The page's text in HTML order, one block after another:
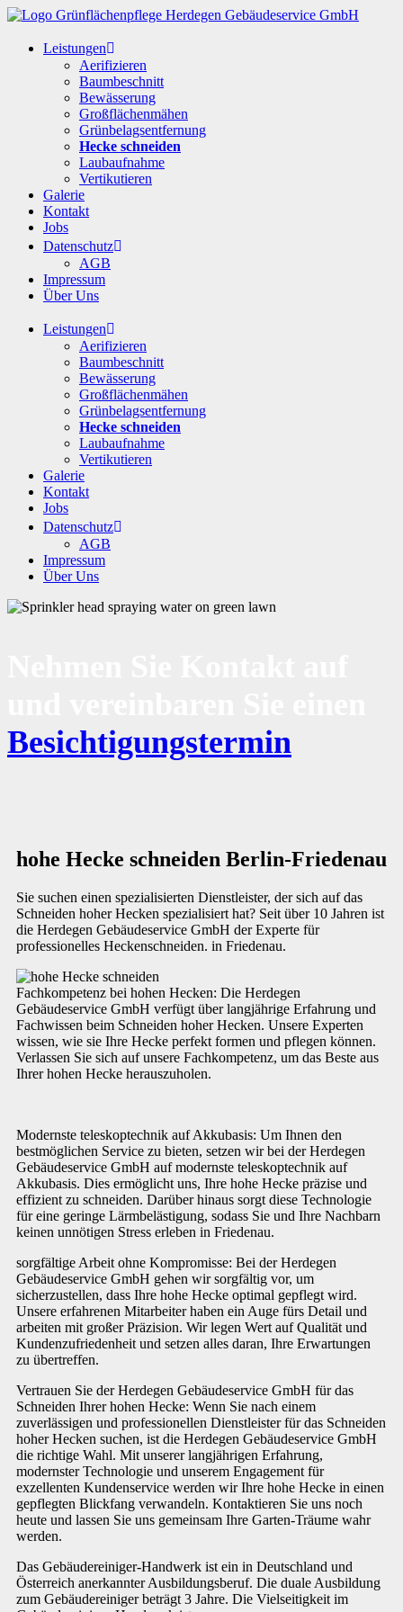
Leistungen
Aerifizieren
Baumbeschnitt
Bewässerung
Großflächenmähen
Grünbelagsentfernung
Hecke schneiden
Laubaufnahme
Vertikutieren
Galerie
Kontakt
Jobs
Datenschutz
AGB
Impressum
Über Uns
Leistungen
Aerifizieren
Baumbeschnitt
Bewässerung
Großflächenmähen
Grünbelagsentfernung
Hecke schneiden
Laubaufnahme
Vertikutieren
Galerie
Kontakt
Jobs
Datenschutz
AGB
Impressum
Über Uns
Besichtigungstermin
hohe Hecke schneiden Berlin-Friedenau
Sie suchen einen spezialisierten Dienstleister, der sich auf das
Schneiden hoher Hecken spezialisiert hat? Seit über 10 Jahren ist
die Herdegen Gebäudeservice GmbH der Experte für
professionelles Heckenschneiden. in Friedenau.
Fachkompetenz bei hohen Hecken: Die Herdegen
Gebäudeservice GmbH verfügt über langjährige Erfahrung und
Fachwissen beim Schneiden hoher Hecken. Unsere Experten
wissen, wie sie Ihre Hecke perfekt formen und pflegen können.
Verlassen Sie sich auf unsere Fachkompetenz, um das Beste aus
Ihrer hohen Hecke herauszuholen.
Modernste teleskoptechnik auf Akkubasis: Um Ihnen den
bestmöglichen Service zu bieten, setzen wir bei der Herdegen
Gebäudeservice GmbH auf modernste teleskoptechnik auf
Akkubasis. Dies ermöglicht uns, Ihre hohe Hecke präzise und
effizient zu schneiden. Darüber hinaus sorgt diese Technologie
für eine geringe Lärmbelästigung, sodass Sie und Ihre Nachbarn
keinen unnötigen Stress erleben in Friedenau.
sorgfältige Arbeit ohne Kompromisse: Bei der Herdegen
Gebäudeservice GmbH gehen wir sorgfältig vor, um
sicherzustellen, dass Ihre hohe Hecke optimal gepflegt wird.
Unsere erfahrenen Mitarbeiter haben ein Auge fürs Detail und
arbeiten mit großer Präzision. Wir legen Wert auf Qualität und
Kundenzufriedenheit und setzen alles daran, Ihre Erwartungen
zu übertreffen.
Vertrauen Sie der Herdegen Gebäudeservice GmbH für das
Schneiden Ihrer hohen Hecke: Wenn Sie nach einem
zuverlässigen und professionellen Dienstleister für das Schneiden
hoher Hecken suchen, ist die Herdegen Gebäudeservice GmbH
die richtige Wahl. Mit unserer langjährigen Erfahrung,
modernster Technologie und unserem Engagement für
exzellenten Kundenservice werden wir Ihre hohe Hecke in einen
gepflegten Blickfang verwandeln. Kontaktieren Sie uns noch
heute und lassen Sie uns gemeinsam Ihre Garten-Träume wahr
werden.
Das Gebäudereiniger-Handwerk ist ein in Deutschland und
Österreich anerkannter Ausbildungsberuf. Die duale Ausbildung
zum Gebäudereiniger beträgt 3 Jahre. Die Vielseitigkeit im